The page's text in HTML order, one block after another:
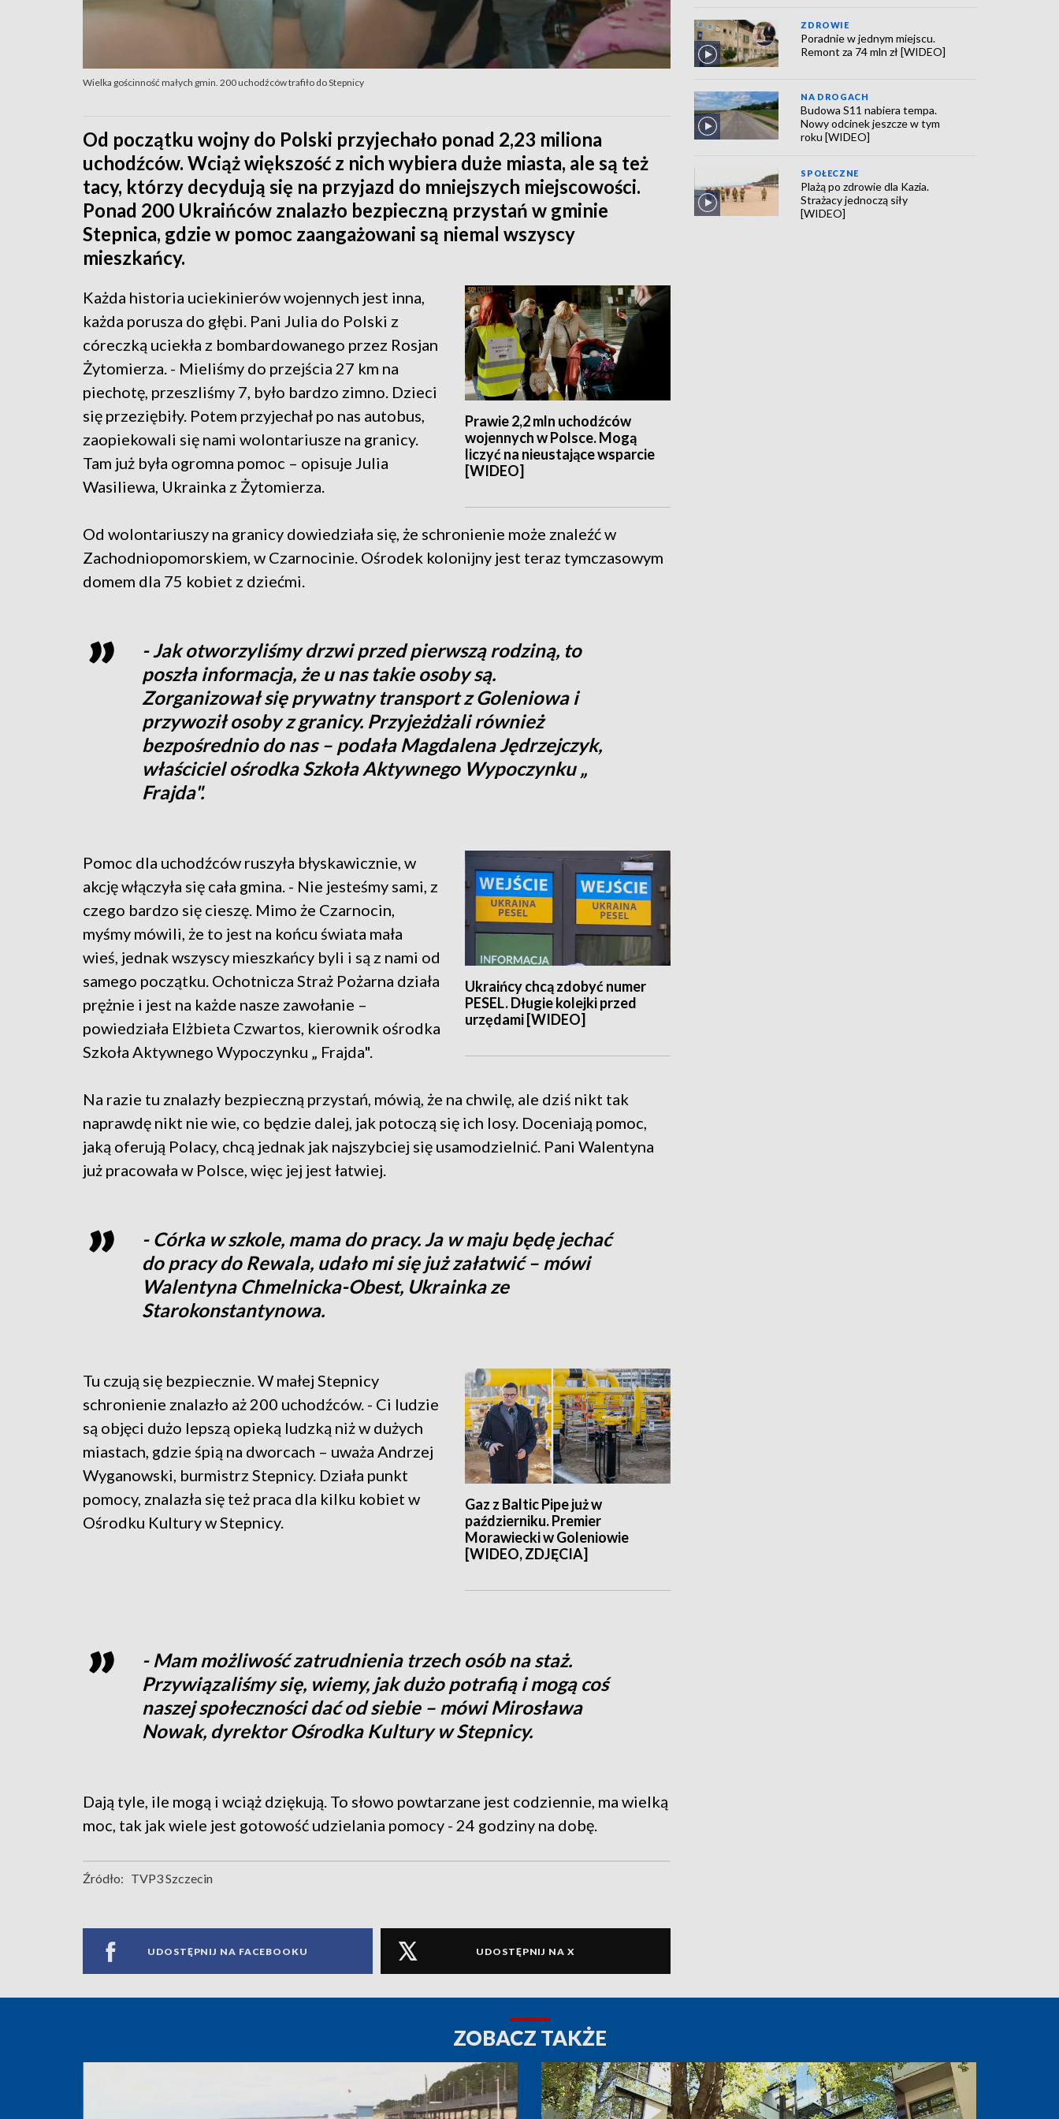
Wielka gościnność małych gmin. 200 uchodźców trafiło do Stepnicy
Od początku wojny do Polski przyjechało ponad 2,23 miliona
uchodźców. Wciąż większość z nich wybiera duże miasta, ale są też
tacy, którzy decydują się na przyjazd do mniejszych miejscowości.
Ponad 200 Ukraińców znalazło bezpieczną przystań w gminie
Stepnica, gdzie w pomoc zaangażowani są niemal wszyscy
mieszkańcy.
Prawie 2,2 mln uchodźców
wojennych w Polsce. Mogą
liczyć na nieustające wsparcie
[WIDEO]
Każda historia uciekinierów wojennych jest inna,
każda porusza do głębi. Pani Julia do Polski z
córeczką uciekła z bombardowanego przez Rosjan
Żytomierza. - Mieliśmy do przejścia 27 km na
piechotę, przeszliśmy 7, było bardzo zimno. Dzieci
się przeziębiły. Potem przyjechał po nas autobus,
zaopiekowali się nami wolontariusze na granicy.
Tam już była ogromna pomoc – opisuje Julia
Wasiliewa, Ukrainka z Żytomierza.
Od wolontariuszy na granicy dowiedziała się, że schronienie może znaleźć w
Zachodniopomorskiem, w Czarnocinie. Ośrodek kolonijny jest teraz tymczasowym
domem dla 75 kobiet z dziećmi.
- Jak otworzyliśmy drzwi przed pierwszą rodziną, to
poszła informacja, że u nas takie osoby są.
Zorganizował się prywatny transport z Goleniowa i
przywoził osoby z granicy. Przyjeżdżali również
bezpośrednio do nas – podała Magdalena Jędrzejczyk,
właściciel ośrodka Szkoła Aktywnego Wypoczynku „
Frajda".
Ukraińcy chcą zdobyć numer
PESEL. Długie kolejki przed
urzędami [WIDEO]
Pomoc dla uchodźców ruszyła błyskawicznie, w
akcję włączyła się cała gmina. - Nie jesteśmy sami, z
czego bardzo się cieszę. Mimo że Czarnocin,
myśmy mówili, że to jest na końcu świata mała
wieś, jednak wszyscy mieszkańcy byli i są z nami od
samego początku. Ochotnicza Straż Pożarna działa
prężnie i jest na każde nasze zawołanie –
powiedziała Elżbieta Czwartos, kierownik ośrodka
Szkoła Aktywnego Wypoczynku „ Frajda".
Na razie tu znalazły bezpieczną przystań, mówią, że na chwilę, ale dziś nikt tak
naprawdę nikt nie wie, co będzie dalej, jak potoczą się ich losy. Doceniają pomoc,
jaką oferują Polacy, chcą jednak jak najszybciej się usamodzielnić. Pani Walentyna
już pracowała w Polsce, więc jej jest łatwiej.
- Córka w szkole, mama do pracy. Ja w maju będę jechać
do pracy do Rewala, udało mi się już załatwić – mówi
Walentyna Chmelnicka-Obest, Ukrainka ze
Starokonstantynowa.
Gaz z Baltic Pipe już w
październiku. Premier
Morawiecki w Goleniowie
[WIDEO, ZDJĘCIA]
Tu czują się bezpiecznie. W małej Stepnicy
schronienie znalazło aż 200 uchodźców. - Ci ludzie
są objęci dużo lepszą opieką ludzką niż w dużych
miastach, gdzie śpią na dworcach – uważa Andrzej
Wyganowski, burmistrz Stepnicy. Działa punkt
pomocy, znalazła się też praca dla kilku kobiet w
Ośrodku Kultury w Stepnicy.
- Mam możliwość zatrudnienia trzech osób na staż.
Przywiązaliśmy się, wiemy, jak dużo potrafią i mogą coś
naszej społeczności dać od siebie – mówi Mirosława
Nowak, dyrektor Ośrodka Kultury w Stepnicy.
Dają tyle, ile mogą i wciąż dziękują. To słowo powtarzane jest codziennie, ma wielką
moc, tak jak wiele jest gotowość udzielania pomocy - 24 godziny na dobę.
Źródło: TVP3 Szczecin
UDOSTĘPNIJ NA FACEBOOKU UDOSTĘPNIJ NA X
ZDROWIE
Poradnie w jednym miejscu.
Remont za 74 mln zł [WIDEO]
NA DROGACH
Budowa S11 nabiera tempa.
Nowy odcinek jeszcze w tym
roku [WIDEO]
SPOŁECZNE
Plażą po zdrowie dla Kazia.
Strażacy jednoczą siły
[WIDEO]
ZOBACZ TAKŻE